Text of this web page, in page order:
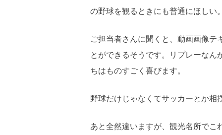
の野球を観るときにも普通にほしい
ご担当者さんに聞くと、動画画像テ
とができるそうです。リプレーなん
ちはものすごく喜びます。
野球だけじゃなくてサッカーとか相
あと全然違いますが、観光名所でこ